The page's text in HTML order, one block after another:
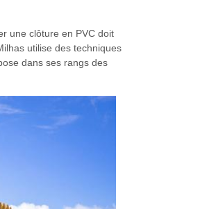
une clôture en PVC doit
utilise des techniques
dans ses rangs des